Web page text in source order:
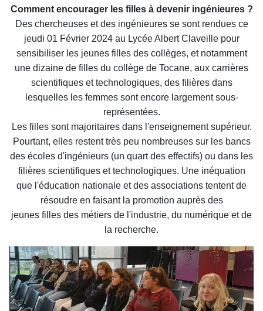
Comment encourager les filles à devenir ingénieures ?
Des chercheuses et des ingénieures se sont rendues ce
jeudi 01 Février 2024 au Lycée Albert Claveille pour
sensibiliser les jeunes filles des collèges, et notamment
une dizaine de filles du collège de Tocane, aux carrières
scientifiques et technologiques, des filières dans
lesquelles les femmes sont encore largement sous-
représentées.
Les filles sont majoritaires dans l'enseignement supérieur.
Pourtant, elles restent très peu nombreuses sur les bancs
des écoles d'ingénieurs (un quart des effectifs) ou dans les
filières scientifiques ettechnologiques. Une inéquation
que l'éducation nationale et des associations tentent de
résoudre en faisant la promotion auprès des
jeunes filles des métiers de l'industrie, du numérique et de
la recherche.